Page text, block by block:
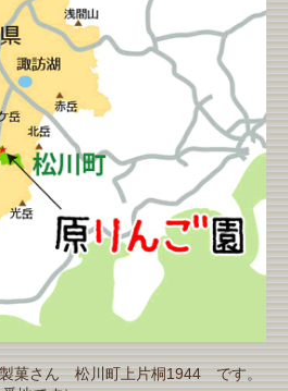
製菓さん 松川町上片桐1944 です。